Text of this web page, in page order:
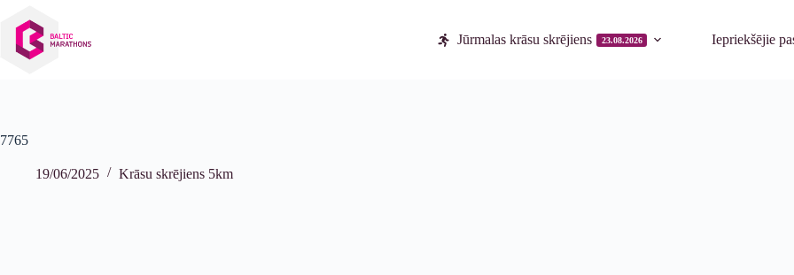
saturu
Jūrmalas krāsu skrējiens 23.08.2026 Iepriekšējie
7765
19/06/2025 Krāsu skrējiens 5km